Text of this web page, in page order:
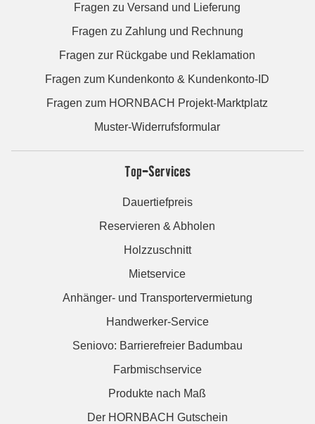
Fragen zu Versand und Lieferung
Fragen zu Zahlung und Rechnung
Fragen zur Rückgabe und Reklamation
Fragen zum Kundenkonto & Kundenkonto-ID
Fragen zum HORNBACH Projekt-Marktplatz
Muster-Widerrufsformular
Top-Services
Dauertiefpreis
Reservieren & Abholen
Holzzuschnitt
Mietservice
Anhänger- und Transportervermietung
Handwerker-Service
Seniovo: Barrierefreier Badumbau
Farbmischservice
Produkte nach Maß
Der HORNBACH Gutschein